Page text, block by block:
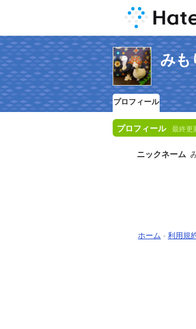
みも
プロフィール
プロフィール 最終更
ニックネーム
ホーム - 利用規